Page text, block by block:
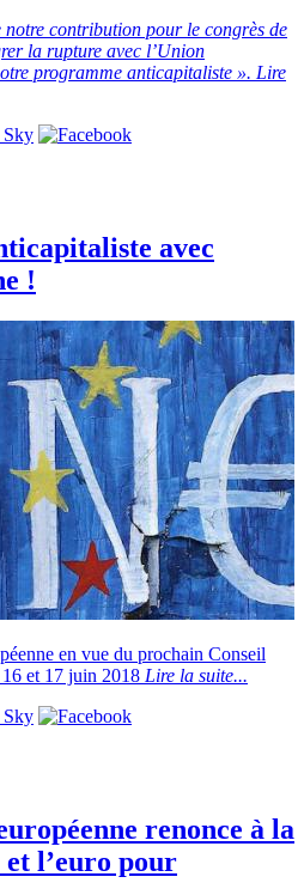
notre contribution pour le congrès de
la rupture avec l’Union
programme anticapitaliste ». Lire
avec
!
en vue du prochain Conseil
et 17 juin 2018 Lire la suite...
renonce à la
l’euro pour